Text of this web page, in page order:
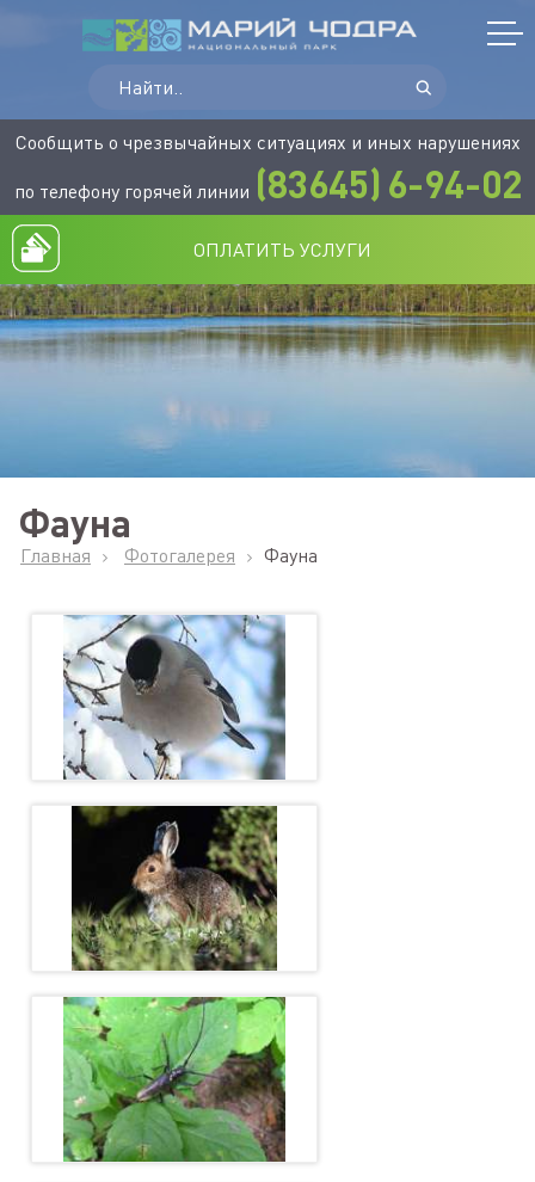
Сообщить о чрезвычайных ситуациях и иных нарушениях
по телефону горячей линии (83645) 6-94-02
ОПЛАТИТЬ УСЛУГИ
Фауна
Главная Фотогалерея Фауна